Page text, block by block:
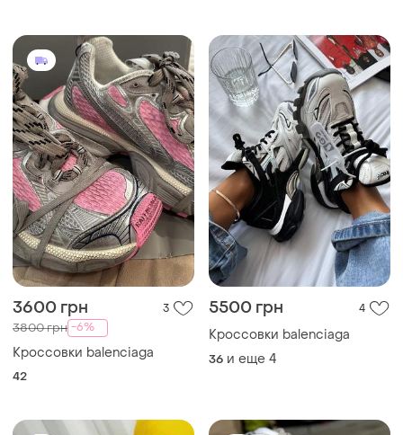
3600 грн 3
3800 грн -6%
Кроссовки balenciaga
42
5500 грн 4
Кроссовки balenciaga
36 и еще 4